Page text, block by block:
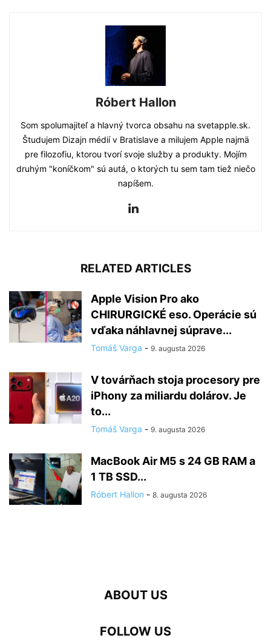
Róbert Hallon
Som spolumajiteľ a hlavný tvorca obsahu na svetapple.sk.
Študujem Dizajn médií v Bratislave a milujem Apple najmä
pre filozofiu, ktorou tvorí svoje služby a produkty. Mojím
druhým "koníčkom" sú autá, o ktorých tu sem tam tiež niečo
napíšem.
RELATED ARTICLES
Apple Vision Pro ako
CHIRURGICKÉ eso. Operácie sú
vďaka náhlavnej súprave...
Tomáš Varga - 9. augusta 2026
V továrňach stoja procesory pre
iPhony za miliardu dolárov. Je
to...
Tomáš Varga - 9. augusta 2026
MacBook Air M5 s 24 GB RAM a
1 TB SSD...
Róbert Hallon - 8. augusta 2026
ABOUT US
FOLLOW US